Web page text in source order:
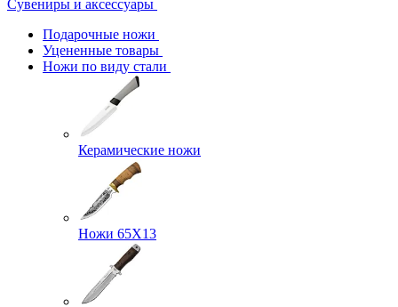
Сувениры и аксессуары
Подарочные ножи
Уцененные товары
Ножи по виду стали
Керамические ножи
Ножи 65Х13